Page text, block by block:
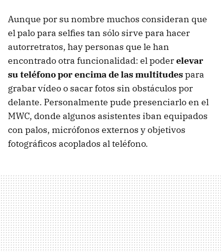
Aunque por su nombre muchos consideran que
el palo para selfies tan sólo sirve para hacer
autorretratos, hay personas que le han
encontrado otra funcionalidad: el poderelevar
su teléfono por encima de las multitudespara
grabar vídeo o sacar fotos sin obstáculos por
delante. Personalmente pude presenciarlo en el
MWC, donde algunos asistentes iban equipados
con palos, micrófonos externos y objetivos
fotográficos acoplados al teléfono.